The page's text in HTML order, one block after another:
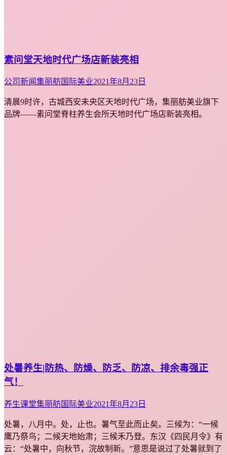
素问堂天地时代广场店新装亮相
公司新闻集丽舫国际美业2021年8月23日
清晨9时许，古城西安未央区天地时代广场，集丽舫美业旗下
品牌——素问堂脊柱养生会所天地时代广场店新装亮相。
处暑养生|防热、防燥、防乏、防凉、排余毒强正
气！
养生课堂集丽舫国际美业2021年8月23日
处暑，八月中。处，止也。暑气至此而止矣。三候为：“一候
鹰乃祭鸟；二候天地始肃；三候禾乃登。东汉《四民月令》有
云：“处暑中，向秋节，浣故制新。”意思是说过了处暑就到了